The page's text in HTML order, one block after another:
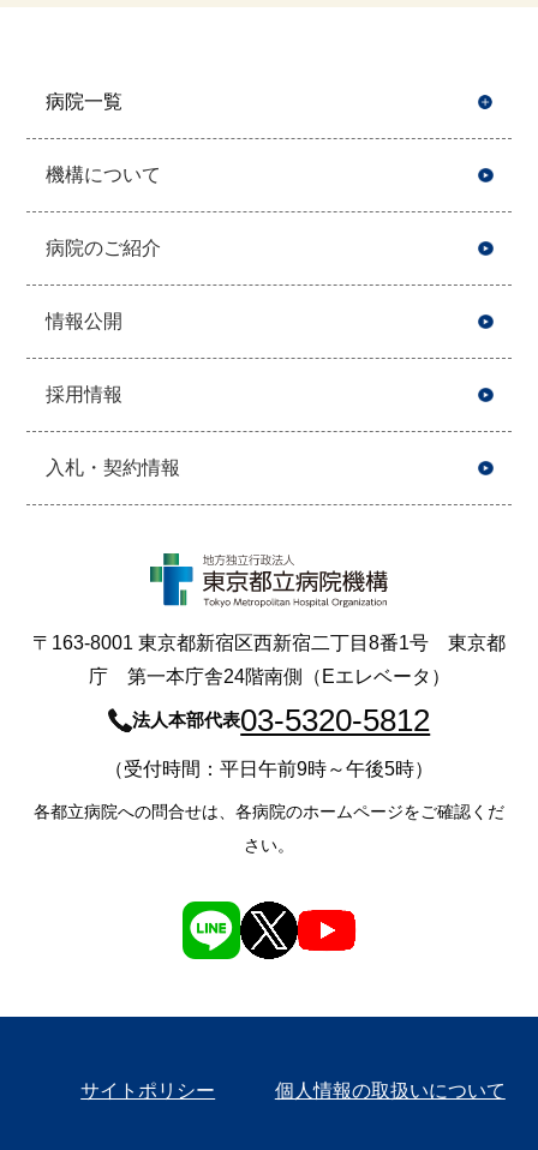
病院一覧
機構について
病院のご紹介
情報公開
採用情報
入札・契約情報
〒163-8001 東京都新宿区西新宿二丁目8番1号 東京都
庁 第一本庁舎24階南側（Eエレベータ）
法人本部代表03-5320-5812
（受付時間：平日午前9時～午後5時）
各都立病院への問合せは、各病院のホームページをご確認くだ
さい。
サイトポリシー 個人情報の取扱いについて